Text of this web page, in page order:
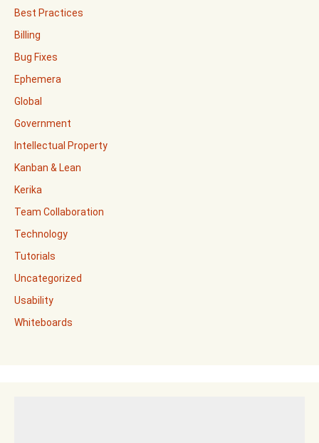
Best Practices
Billing
Bug Fixes
Ephemera
Global
Government
Intellectual Property
Kanban & Lean
Kerika
Team Collaboration
Technology
Tutorials
Uncategorized
Usability
Whiteboards